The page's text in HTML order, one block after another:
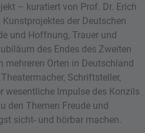
– kuratiert von Prof. Dr. Erich
der Deutschen
und Hoffnung, Trauer und
des Endes des Zweiten
mehreren Orten in Deutschland
Schriftsteller,
wesentliche Impulse des Konzils
den Themen Freude und
sicht- und hörbar machen.